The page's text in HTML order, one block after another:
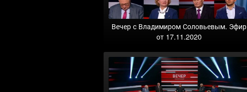
Вечер с Владимиром Соловьевым. Эфир
от 17.11.2020